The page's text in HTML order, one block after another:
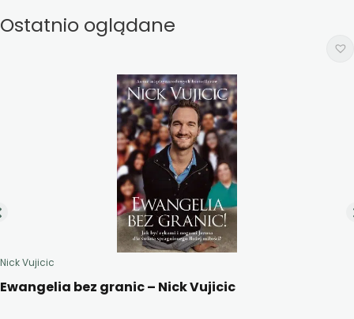
Ostatnio oglądane
Nick Vujicic
Ewangelia bez granic – Nick Vujicic